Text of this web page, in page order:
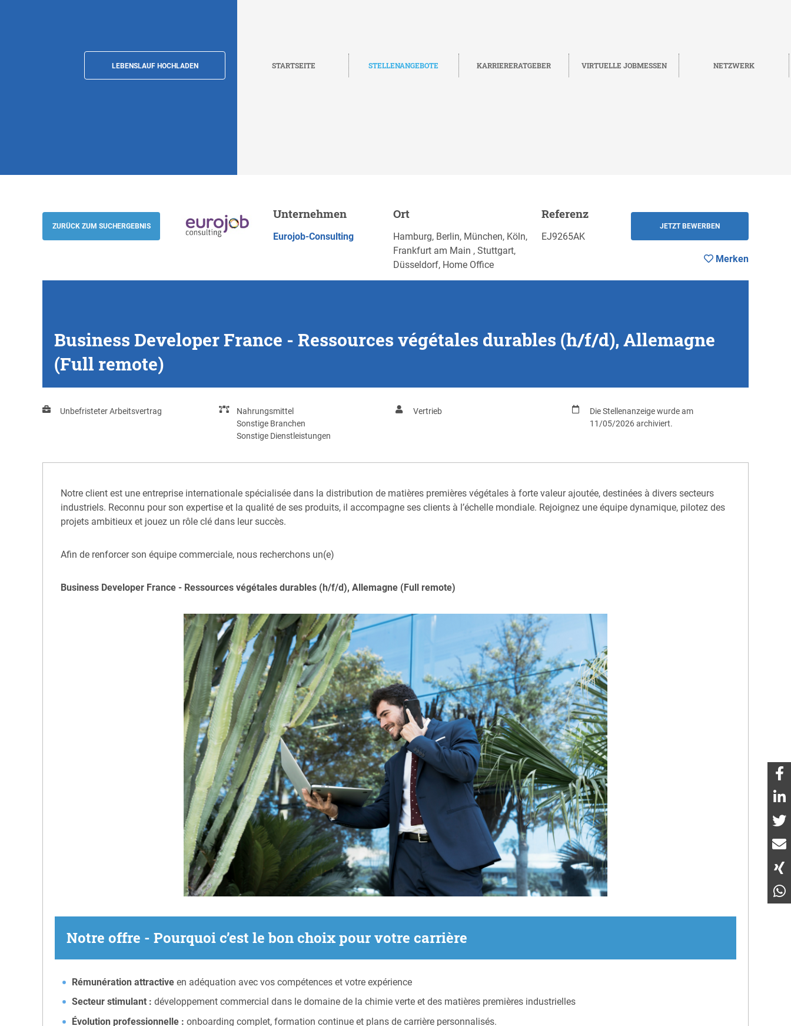
LEBENSLAUF HOCHLADEN STARTSEITE STELLENANGEBOTE KARRIERERATGEBER VIRTUELLE JOBMESSEN NETZWERK
Allemagne (Full remote)
Eurojob-Consulting
Merken
ZURÜCK ZUM SUCHERGEBNIS
Unternehmen
Eurojob-Consulting
Ort
Hamburg, Berlin, München, Köln,
Frankfurt am Main , Stuttgart,
Düsseldorf, Home Office
Referenz
EJ9265AK
JETZT BEWERBEN
Merken
Business Developer France - Ressources végétales durables (h/f/d), Allemagne
(Full remote)
Unbefristeter Arbeitsvertrag
Nahrungsmittel
Sonstige Branchen
Sonstige Dienstleistungen
Vertrieb
Die Stellenanzeige wurde am
11/05/2026 archiviert.
Notre client est une entreprise internationale spécialisée dans la distribution de matières premières végétales à forte valeur ajoutée, destinées à divers secteurs
industriels. Reconnu pour son expertise et la qualité de ses produits, il accompagne ses clients à l’échelle mondiale. Rejoignez une équipe dynamique, pilotez des
projets ambitieux et jouez un rôle clé dans leur succès.
Afin de renforcer son équipe commerciale, nous recherchons un(e)
Business Developer France - Ressources végétales durables (h/f/d), Allemagne (Full remote)
Notre offre - Pourquoi c’est le bon choix pour votre carrière
Rémunération attractive en adéquation avec vos compétences et votre expérience
Secteur stimulant : développement commercial dans le domaine de la chimie verte et des matières premières industrielles
Évolution professionnelle : onboarding complet, formation continue et plans de carrière personnalisés.